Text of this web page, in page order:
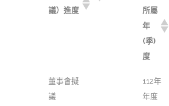
議）進度
所屬
年
(季)
度
董事會擬
議
112年
年度